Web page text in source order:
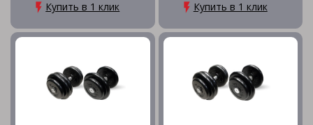
Купить в 1 клик Купить в 1 клик